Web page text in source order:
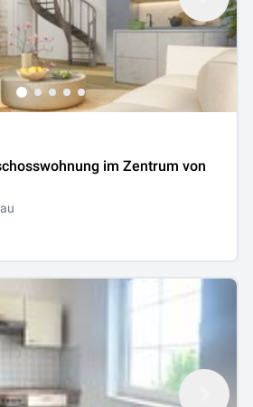
im Zentrum von